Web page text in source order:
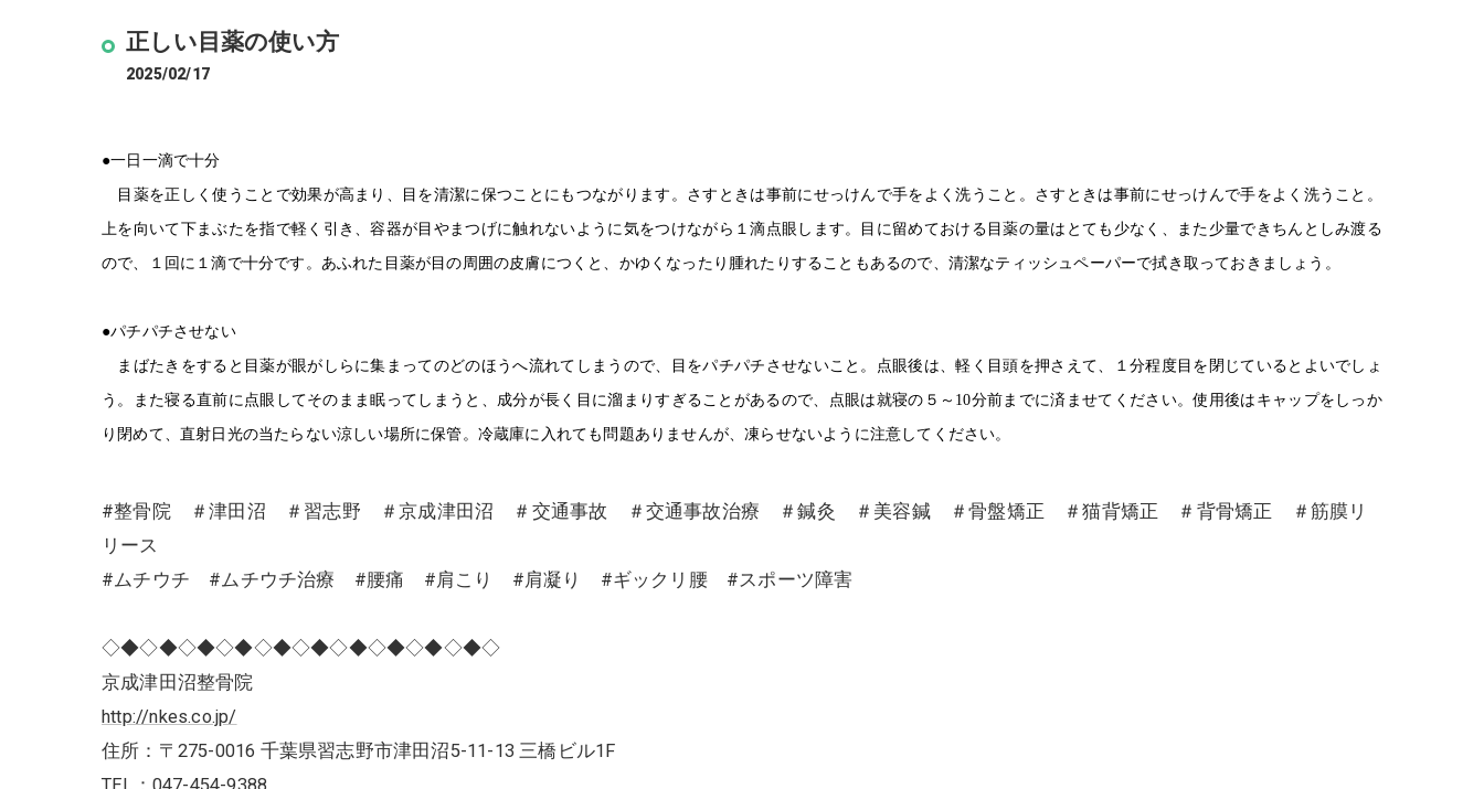
正しい目薬の使い方
2025/02/17
●一日一滴で十分
目薬を正しく使うことで効果が高まり、目を清潔に保つことにもつながります。さすときは事前にせっけんで手をよく洗うこと。さすときは事前にせっけんで手をよく洗うこと。
上を向いて下まぶたを指で軽く引き、容器が目やまつげに触れないように気をつけながら１滴点眼します。目に留めておける目薬の量はとても少なく、また少量できちんとしみ渡る
ので、１回に１滴で十分です。あふれた目薬が目の周囲の皮膚につくと、かゆくなったり腫れたりすることもあるので、清潔なティッシュペーパーで拭き取っておきましょう。
●パチパチさせない
まばたきをすると目薬が眼がしらに集まってのどのほうへ流れてしまうので、目をパチパチさせないこと。点眼後は、軽く目頭を押さえて、１分程度目を閉じているとよいでしょ
う。また寝る直前に点眼してそのまま眠ってしまうと、成分が長く目に溜まりすぎることがあるので、点眼は就寝の５～10分前までに済ませてください。使用後はキャップをしっか
り閉めて、直射日光の当たらない涼しい場所に保管。冷蔵庫に入れても問題ありませんが、凍らせないように注意してください。
#整骨院 ＃津田沼 ＃習志野 ＃京成津田沼 ＃交通事故 ＃交通事故治療 ＃鍼灸 ＃美容鍼 ＃骨盤矯正 ＃猫背矯正 ＃背骨矯正 ＃筋膜リ
リース
#ムチウチ #ムチウチ治療 #腰痛 #肩こり #肩凝り #ギックリ腰 #スポーツ障害
◇◆◇◆◇◆◇◆◇◆◇◆◇◆◇◆◇◆◇◆◇
京成津田沼整骨院
http://nkes.co.jp/
住所：〒275-0016 千葉県習志野市津田沼5-11-13 三橋ビル1F